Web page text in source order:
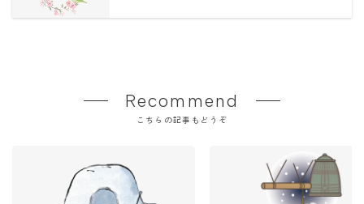
Recommend
こちらの記事もどうぞ